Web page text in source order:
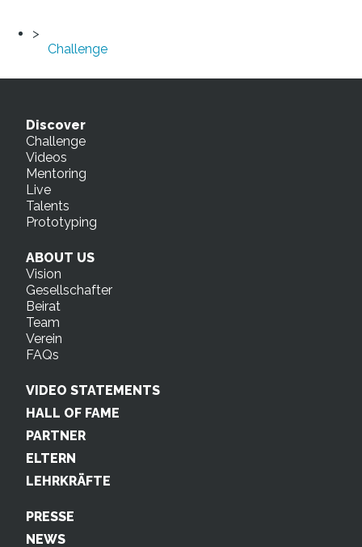
Challenge
Discover
Challenge
Videos
Mentoring
Live
Talents
Prototyping
ABOUT US
Vision
Gesellschafter
Beirat
Team
Verein
FAQs
VIDEO STATEMENTS
HALL OF FAME
PARTNER
ELTERN
LEHRKRÄFTE
PRESSE
NEWS